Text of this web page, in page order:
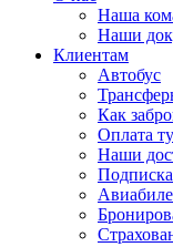
Наша
Наши
Клиентам
Автобус
Как
Оплата
Наши